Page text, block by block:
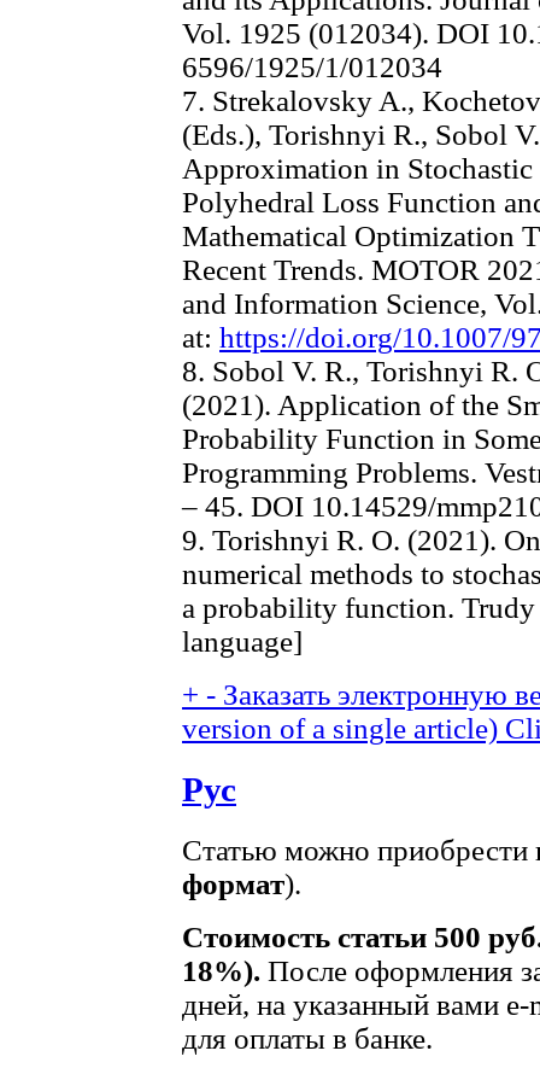
Vol. 1925 (012034). DOI
6596/1925/1/012034
7. Strekalovsky A.,
(Eds.), Torishnyi R., Sobol
Approximation in
Polyhedral Loss Function
Mathematical Optimization
Recent Trends. MOTOR
and Information Science,
at: https://doi.org/10.1007/
8. Sobol V. R., Torishnyi R.
(2021). Application of the
Probability Function in
Programming Problems.
‒ 45. DOI 10.14529/
9. Torishnyi R. O. (2021).
numerical methods to
a probability function.
language]
+ - Заказать электронную
version of a single article)
Рус
Статью можно приобрести
формат).
Стоимость статьи 500
18%). После оформления
дней, на указанный вами
для оплаты в банке.